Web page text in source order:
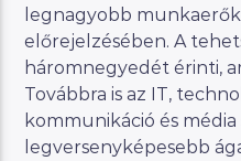
legnagyobb
előrejelzésében. A
háromnegyedét érinti,
Továbbra is az IT,
kommunikáció és
legversenyképesebb